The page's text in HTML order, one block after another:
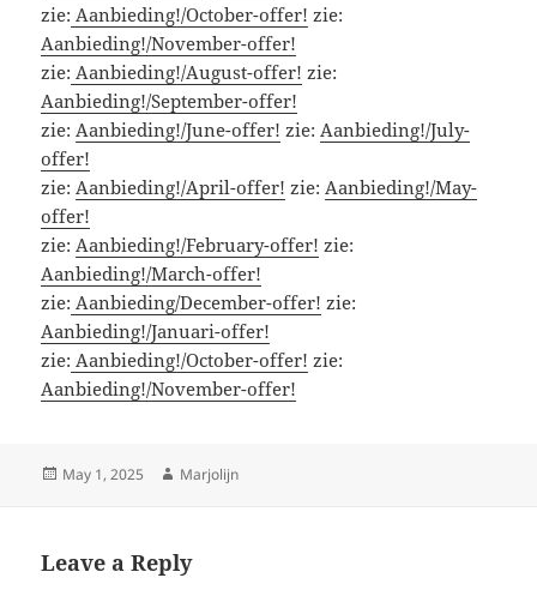
zie: Aanbieding!/October-offer! zie:
Aanbieding!/November-offer!
zie: Aanbieding!/August-offer! zie:
Aanbieding!/September-offer!
zie: Aanbieding!/June-offer! zie: Aanbieding!/July-
offer!
zie: Aanbieding!/April-offer! zie: Aanbieding!/May-
offer!
zie: Aanbieding!/February-offer! zie:
Aanbieding!/March-offer!
zie: Aanbieding/December-offer! zie:
Aanbieding!/Januari-offer!
zie: Aanbieding!/October-offer! zie:
Aanbieding!/November-offer!
Posted
May 1, 2025 Author
Marjolijn
Leave a Reply